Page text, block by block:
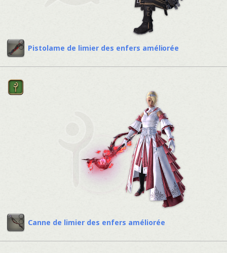
Pistolame de limier des enfers améliorée
Canne de limier des enfers améliorée